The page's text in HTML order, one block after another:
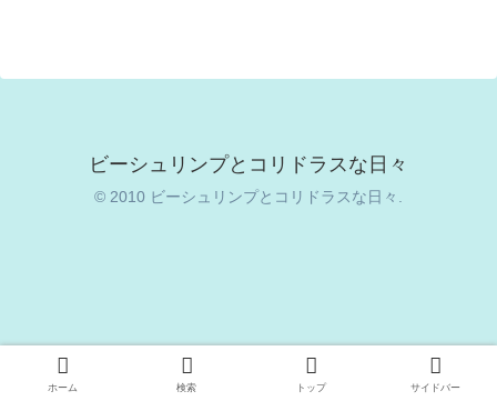
ビーシュリンプとコリドラスな日々
© 2010 ビーシュリンプとコリドラスな日々.
ホーム 検索 トップ サイドバー